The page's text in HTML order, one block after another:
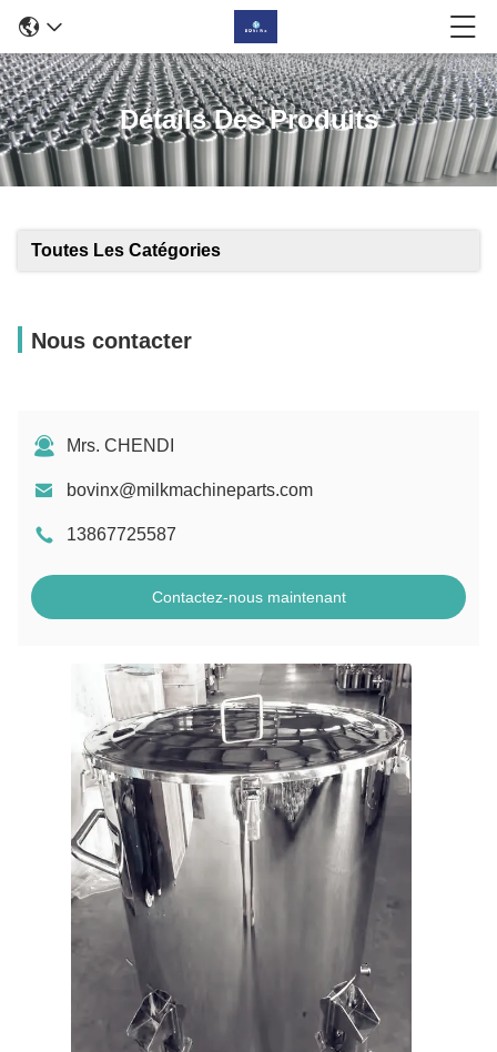
Détails Des Produits
Toutes Les Catégories
Nous contacter
Mrs. CHENDI
bovinx@milkmachineparts.com
13867725587
Contactez-nous maintenant